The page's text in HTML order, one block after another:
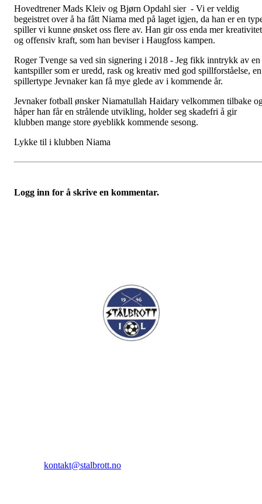
Hovedtrener Mads Kleiv og Bjørn Opdahl sier - Vi er veldig
begeistret over å ha fått Niama med på laget igjen, da han er en
spiller vi kunne ønsket oss flere av. Han gir oss enda mer kreativitet
og offensiv kraft, som han beviser i Haugfoss kampen.
Roger Tvenge sa ved sin signering i 2018 - Jeg fikk inntrykk av en
kantspiller som er uredd, rask og kreativ med god spillforståelse, en
spillertype Jevnaker kan få mye glede av i kommende år.
Jevnaker fotball ønsker Niamatullah Haidary velkommen tilbake
håper han får en strålende utvikling, holder seg skadefri å gir
klubben mange store øyeblikk kommende sesong.
Lykke til i klubben Niama
Logg inn for å skrive en kommentar.
kontakt@stalbrott.no